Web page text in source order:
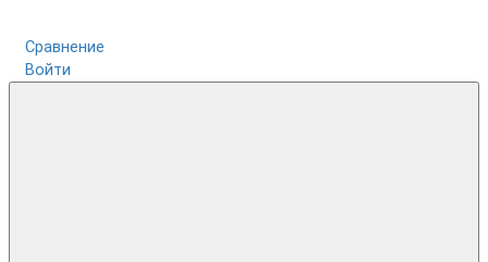
Сравнение
Войти